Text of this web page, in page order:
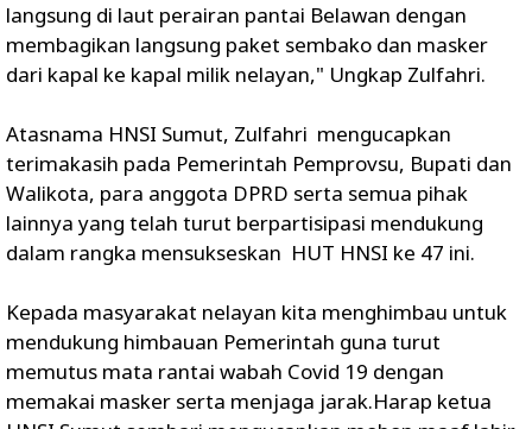
langsung di laut perairan pantai Belawan dengan
membagikan langsung paket sembako dan masker
dari kapal ke kapal milik nelayan," Ungkap Zulfahri.
Atasnama HNSI Sumut, Zulfahri mengucapkan
terimakasih pada Pemerintah Pemprovsu, Bupati dan
Walikota, para anggota DPRD serta semua pihak
lainnya yang telah turut berpartisipasi mendukung
dalam rangka mensukseskan HUT HNSI ke 47 ini.
Kepada masyarakat nelayan kita menghimbau untuk
mendukung himbauan Pemerintah guna turut
memutus mata rantai wabah Covid 19 dengan
memakai masker serta menjaga jarak.Harap ketua